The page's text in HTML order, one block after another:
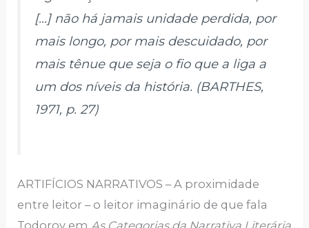
[…] não há jamais unidade perdida, por
mais longo, por mais descuidado, por
mais tênue que seja o fio que a liga a
um dos níveis da história. (BARTHES,
1971, p. 27)
ARTIFÍCIOS NARRATIVOS – A proximidade
entre leitor – o leitor imaginário de que fala